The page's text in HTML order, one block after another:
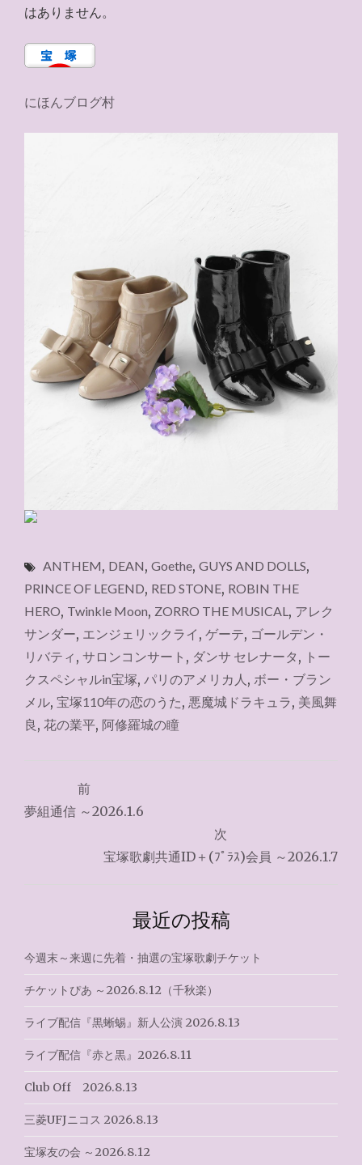
はありません。
にほんブログ村
ANTHEM, DEAN, Goethe, GUYS AND DOLLS,
PRINCE OF LEGEND, RED STONE, ROBIN THE
HERO, Twinkle Moon, ZORRO THE MUSICAL , アレク
サンダー, エンジェリックライ , ゲーテ, ゴールデン・
リバティ , サロンコンサート , ダンサ セレナータ , トー
クスペシャルin宝塚, パリのアメリカ人 , ボー・ブラン
メル, 宝塚110年の恋のうた, 悪魔城ドラキュラ, 美風舞
良 , 花の業平, 阿修羅城の瞳
稿
シ
ョ
ン
前
夢組通信 ～2026.1.6
次
宝塚歌劇共通ID＋(ﾌﾟﾗｽ)会員 ～2026.1.7
最近の投稿
今週末～来週に先着・抽選の宝塚歌劇チケット
チケットぴあ ～2026.8.12（千秋楽）
ライブ配信『黒蜥蜴』新人公演 2026.8.13
ライブ配信『赤と黒』2026.8.11
Club Off 2026.8.13
三菱UFJニコス 2026.8.13
宝塚友の会 ～2026.8.12